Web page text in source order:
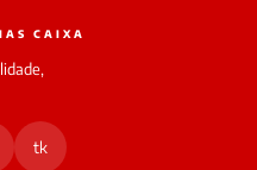
CAIXA
tk